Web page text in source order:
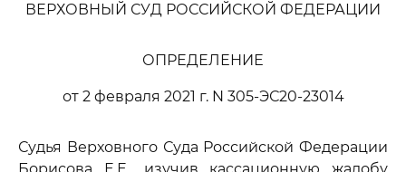
ВЕРХОВНЫЙ СУД РОССИЙСКОЙ ФЕДЕРАЦИИ
ОПРЕДЕЛЕНИЕ
от 2 февраля 2021 г. N 305-ЭС20-23014
Судья Верховного Суда Российской Федерации